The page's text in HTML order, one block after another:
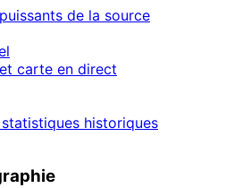
de la source
carte en direct
historiques